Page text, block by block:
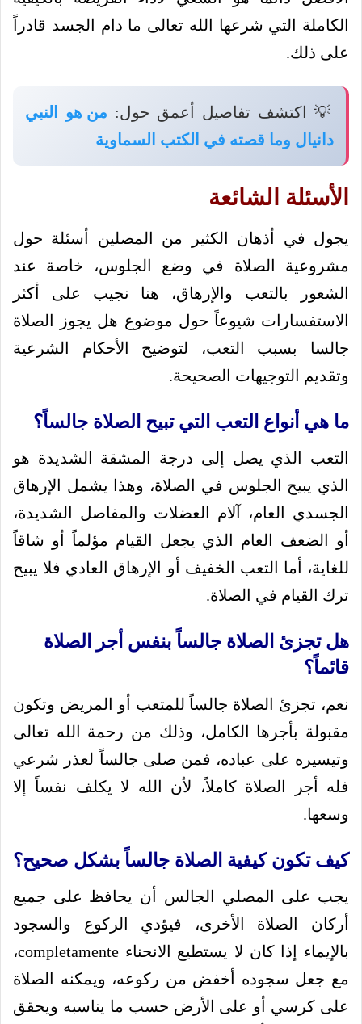
الكاملة التي شرعها الله تعالى ما دام الجسد قادراً
على ذلك.
💡 اكتشف تفاصيل أعمق حول: من هو النبي
دانيال وما قصته في الكتب السماوية
الأسئلة الشائعة
يجول في أذهان الكثير من المصلين أسئلة حول
مشروعية الصلاة في وضع الجلوس، خاصة عند
الشعور بالتعب والإرهاق، هنا نجيب على أكثر
الاستفسارات شيوعاً حول موضوع هل يجوز الصلاة
جالسا بسبب التعب، لتوضيح الأحكام الشرعية
وتقديم التوجيهات الصحيحة.
ما هي أنواع التعب التي تبيح الصلاة جالساً؟
التعب الذي يصل إلى درجة المشقة الشديدة هو
الذي يبيح الجلوس في الصلاة، وهذا يشمل الإرهاق
الجسدي العام، آلام العضلات والمفاصل الشديدة،
أو الضعف العام الذي يجعل القيام مؤلماً أو شاقاً
للغاية، أما التعب الخفيف أو الإرهاق العادي فلا يبيح
ترك القيام في الصلاة.
هل تجزئ الصلاة جالساً بنفس أجر الصلاة
قائماً؟
نعم، تجزئ الصلاة جالساً للمتعب أو المريض وتكون
مقبولة بأجرها الكامل، وذلك من رحمة الله تعالى
وتيسيره على عباده، فمن صلى جالساً لعذر شرعي
فله أجر الصلاة كاملاً، لأن الله لا يكلف نفساً إلا
وسعها.
كيف تكون كيفية الصلاة جالساً بشكل صحيح؟
يجب على المصلي الجالس أن يحافظ على جميع
أركان الصلاة الأخرى، فيؤدي الركوع والسجود
بالإيماء إذا كان لا يستطيع الانحناء completamente،
مع جعل سجوده أخفض من ركوعه، ويمكنه الصلاة
على كرسي أو على الأرض حسب ما يناسبه ويحقق